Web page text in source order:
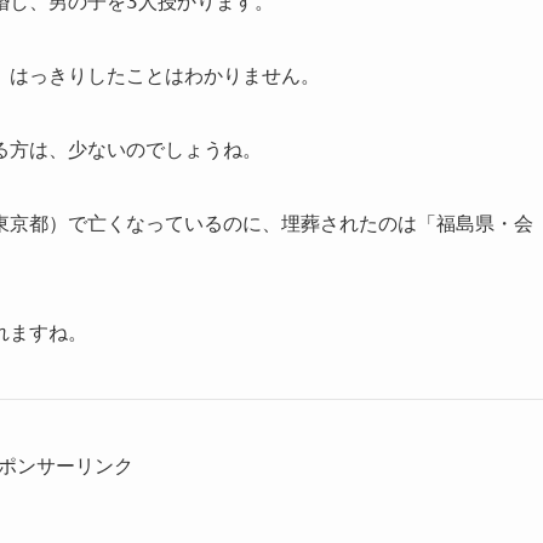
っきりしたことはわかりません。
は、少ないのでしょうね。
都）で亡くなっているのに、埋葬されたのは「福島県・会
すね。
ンサーリンク